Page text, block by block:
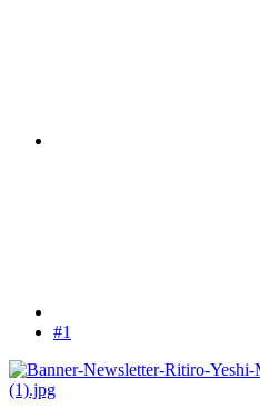
#1